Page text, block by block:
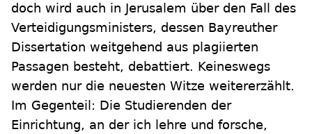
doch wird auch in Jerusalem über den Fall des
Verteidigungsministers, dessen Bayreuther
Dissertation weitgehend aus plagiierten
Passagen besteht, debattiert. Keineswegs
werden nur die neuesten Witze weitererzählt.
Im Gegenteil: Die Studierenden der
Einrichtung, an der ich lehre und forsche,